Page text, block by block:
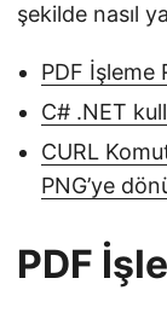
şekilde nasıl
PDF İşleme
C# .NET
CURL
PNG’ye
PDF